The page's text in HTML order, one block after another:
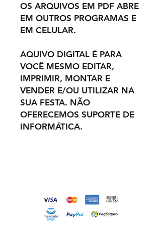
OS ARQUIVOS EM PDF ABRE
EM OUTROS PROGRAMAS E
EM CELULAR.
AQUIVO DIGITAL É PARA
VOCÊ MESMO EDITAR,
IMPRIMIR, MONTAR E
VENDER E/OU UTILIZAR NA
SUA FESTA. NÃO
OFERECEMOS SUPORTE DE
INFORMÁTICA.